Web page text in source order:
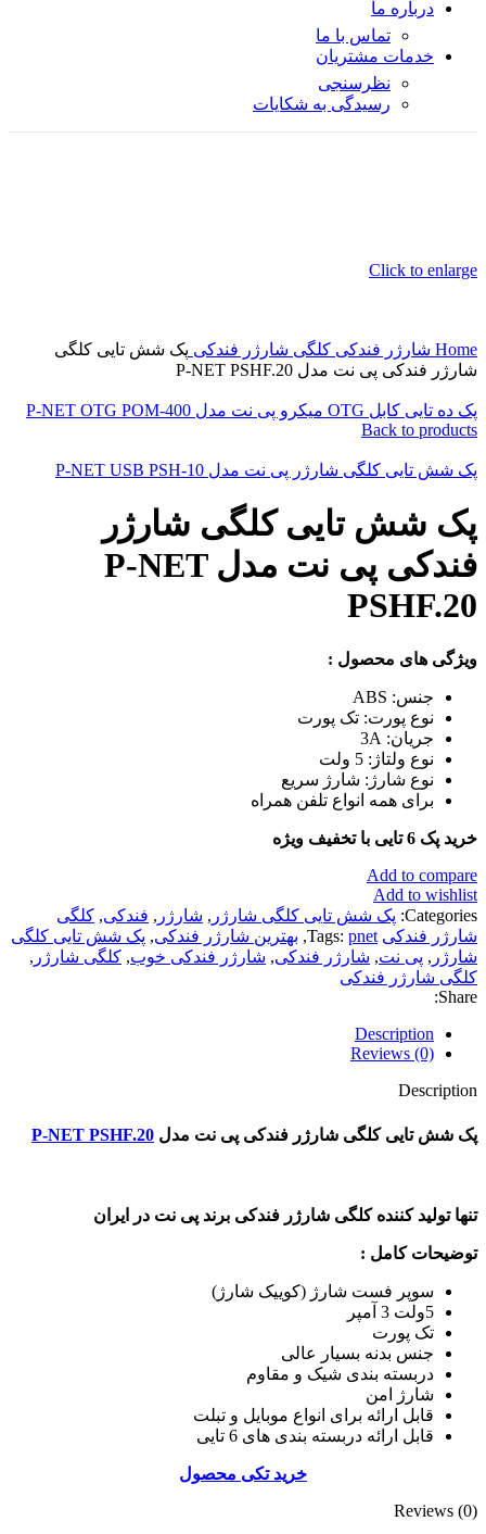
درباره ما
تماس با ما
خدمات مشتریان
نظرسنجی
رسیدگی به شکایات
Click to enlarge
Home شارژر فندکی کلگی شارژر فندکی پک شش تایی کلگی
شارژر فندکی پی نت مدل P-NET PSHF.20
پک ده تایی کابل OTG میکرو پی نت مدل P-NET OTG POM-400
Back to products
پک شش تایی کلگی شارژر پی نت مدل P-NET USB PSH-10
پک شش تایی کلگی شارژر
فندکی پی نت مدل P-NET
PSHF.20
ویژگی های محصول :
جنس: ABS
نوع پورت: تک پورت
جریان: 3A
نوع ولتاژ: 5 ولت
نوع شارژ: شارژ سریع
برای همه انواع تلفن همراه
خرید پک 6 تایی با تخفیف ویژه
Add to compare
Add to wishlist
Categories: پک شش تایی کلگی شارژر , شارژر , فندکی, کلگی
شارژر فندکی
Tags: pnet
, بهترین شارژر فندکی, پک شش تایی کلگی
شارژر , پی نت, شارژر فندکی, شارژر فندکی خوب, کلگی شارژر ,
کلگی شارژر فندکی
Share:
Description
Reviews (0)
Description
پک شش تایی کلگی شارژر فندکی پی نت مدل P-NET PSHF.20
تنها تولید کننده کلگی شارژر فندکی برند پی نت در ایران
توضیحات کامل :
سوپر فست شارژ (کوییک شارژ)
5ولت 3 آمپر
تک پورت
جنس بدنه بسیار عالی
دربسته بندی شیک و مقاوم
شارژ امن
قابل ارائه برای انواع موبایل و تبلت
قابل ارائه دربسته بندی های 6 تایی
خرید تکی محصول
Reviews (0)